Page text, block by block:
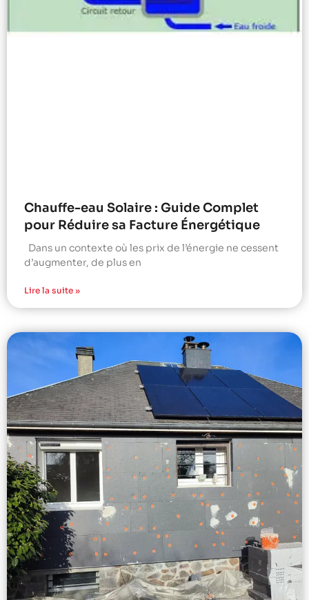
Chauffe-eau Solaire : Guide Complet
pour Réduire sa Facture Énergétique
Dans un contexte où les prix de l’énergie ne cessent
d’augmenter, de plus en
Lire la suite »